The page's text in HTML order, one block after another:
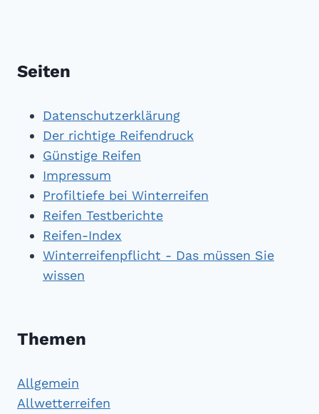
Seiten
Datenschutzerklärung
Der richtige Reifendruck
Günstige Reifen
Impressum
Profiltiefe bei Winterreifen
Reifen Testberichte
Reifen-Index
Winterreifenpflicht - Das müssen Sie
wissen
Themen
Allgemein
Allwetterreifen